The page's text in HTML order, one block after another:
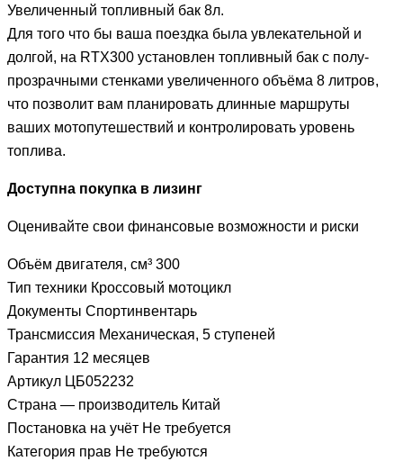
Увеличенный топливный бак 8л.
Для того что бы ваша поездка была увлекательной и
долгой, на RTX300 установлен топливный бак с полу-
прозрачными стенками увеличенного объёма 8 литров,
что позволит вам планировать длинные маршруты
ваших мотопутешествий и контролировать уровень
топлива.
Доступна покупка в лизинг
Оценивайте свои финансовые возможности и риски
Объём двигателя, см³ 300
Тип техники Кроссовый мотоцикл
Документы Спортинвентарь
Трансмиссия Механическая, 5 ступеней
Гарантия 12 месяцев
Артикул ЦБ052232
Страна — производитель Китай
Постановка на учёт Не требуется
Категория прав Не требуются